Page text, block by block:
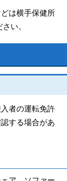
は横手保健所
い。
者の運転免許
する場合があ